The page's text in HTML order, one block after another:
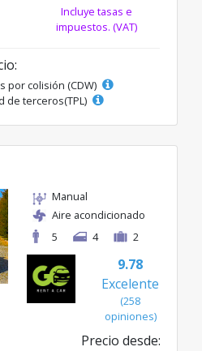
Incluye tasas e
impuestos. (VAT)
por colisión (CDW)
de terceros(TPL)
Manual
Aire acondicionado
5
4 2
9.78
Excelente
(258
opiniones)
Precio desde: